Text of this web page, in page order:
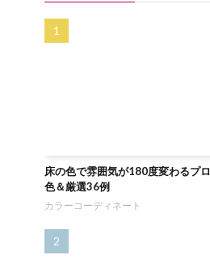
床の色で雰囲気が180度変わるプ
色＆厳選36例
カラーコーディネート